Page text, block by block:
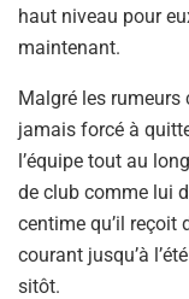
haut niveau pour
maintenant.
Malgré les rumeurs
jamais forcé à
l’équipe tout au
de club comme lui
centime qu’il reçoit
courant jusqu’à
sitôt.